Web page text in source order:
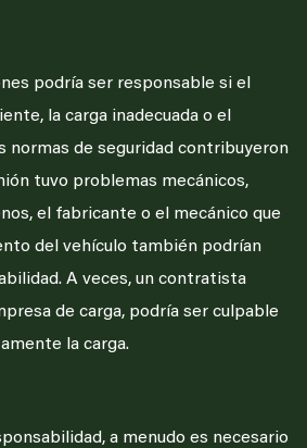
podría ser responsable si el
la carga inadecuada o el
normas de seguridad contribuyeron
tuvo problemas mecánicos,
el fabricante o el mecánico que
del vehículo también podrían
A veces, un contratista
de carga, podría ser culpable
la carga.
a menudo es necesario